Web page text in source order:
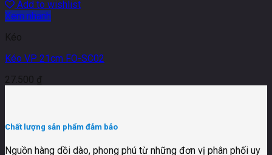
Add to wishlist
Xem nhanh
Kéo
Kéo VP 21cm FO-SC02
27.500 ₫
Chất lượng sản phẩm đảm bảo
Nguồn hàng dồi dào, phong phú từ những đơn vị phân phối uy